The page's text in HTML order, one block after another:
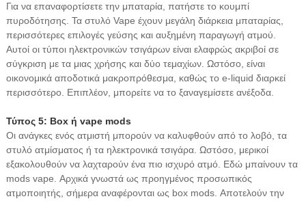
Για να επαναφορτίσετε την μπαταρία, πατήστε το κουμπί
πυροδότησης. Τα στυλό Vape έχουν μεγάλη διάρκεια μπαταρίας,
περισσότερες επιλογές γεύσης και αυξημένη παραγωγή ατμού.
Αυτοί οι τύποι ηλεκτρονικών τσιγάρων είναι ελαφρώς ακριβοί σε
σύγκριση με τα μιας χρήσης και δύο τεμαχίων. Ωστόσο, είναι
οικονομικά αποδοτικά μακροπρόθεσμα, καθώς το e-liquid διαρκεί
περισσότερο. Επιπλέον, μπορείτε να το ξαναγεμίσετε ανέξοδα.
Τύπος 5: Box ή vape mods
Οι ανάγκες ενός ατμιστή μπορούν να καλυφθούν από το λοβό, τα
στυλό ατμίσματος ή τα ηλεκτρονικά τσιγάρα. Ωστόσο, μερικοί
εξακολουθούν να λαχταρούν ένα πιο ισχυρό ατμό. Εδώ μπαίνουν τα
mods vape. Αρχικά γνωστά ως προηγμένος προσωπικός
ατμοποιητής, σήμερα αναφέρονται ως box mods. Αποτελούν την